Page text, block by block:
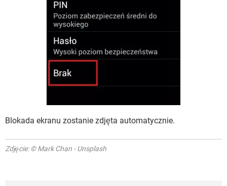
Blokada ekranu zostanie zdjęta automatycznie.
Zdjęcie: © Mark Chan - Unsplash